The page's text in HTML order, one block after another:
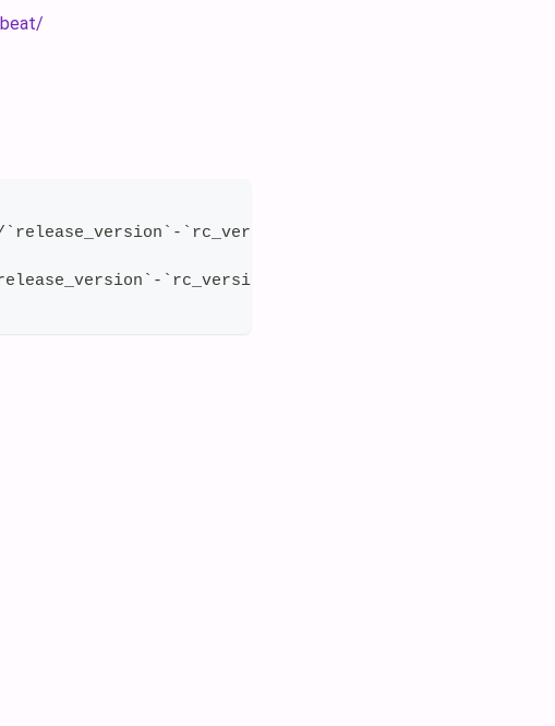
`rc_version`/
`rc_version`/xxx.xxx